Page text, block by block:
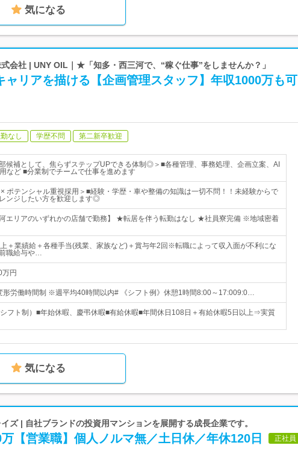
気になる
会社 | UNY OIL｜★「知多・西三河で、“稼ぐ仕事”をしませんか？」
ャリアを描ける【企画管理スタッフ】年収1000万も可
なし 学歴不問 第二新卒歓迎
候補として、焦らずステップUPできる体制◎＞■各種管理、事務処理、企画立案、AI
など ■分業制でチームで仕事を進めます
× ポテンシャル重視採用＞■経験・学歴・車や整備の知識は一切不問！！未経験からで
ンジしたい方を歓迎します◎
河エリアのいずれかの店舗で勤務】 ★転居を伴う転勤はなし ★社員寮完備 ※地域密着
＋業績給＋各種手当(残業、家族など)＋賞与年2回※転職によって収入面が不利にな
職給与や…
円
形労働時間制 ※週平均40時間以内# 《シフト例》休憩1時間8:00～17:009:0…
フト制）■年始休暇、慶弔休暇■有給休暇■年間休日108日＋有給休暇5日以上⇒実質
気になる
ズ | 自社ブランドの投資用マンションを展開する成長企業です。
【営業職】個人ノルマ無／土日休／年休120日 正社員